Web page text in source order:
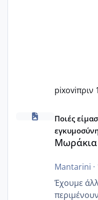
pixoviπριν
Μωράκια Μαρτίου 2026
Ποιές
Mantarini ·
Έχουμε